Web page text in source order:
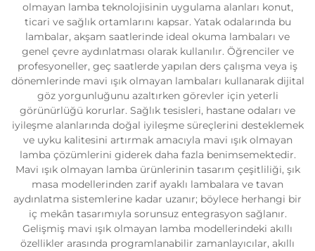
olmayan lamba teknolojisinin uygulama alanları konut,
ticari ve sağlık ortamlarını kapsar. Yatak odalarında bu
lambalar, akşam saatlerinde ideal okuma lambaları ve
genel çevre aydınlatması olarak kullanılır. Öğrenciler ve
profesyoneller, geç saatlerde yapılan ders çalışma veya iş
dönemlerinde mavi ışık olmayan lambaları kullanarak dijital
göz yorgunluğunu azaltırken görevler için yeterli
görünürlüğü korurlar. Sağlık tesisleri, hastane odaları ve
iyileşme alanlarında doğal iyileşme süreçlerini desteklemek
ve uyku kalitesini artırmak amacıyla mavi ışık olmayan
lamba çözümlerini giderek daha fazla benimsemektedir.
Mavi ışık olmayan lamba ürünlerinin tasarım çeşitliliği, şık
masa modellerinden zarif ayaklı lambalara ve tavan
aydınlatma sistemlerine kadar uzanır; böylece herhangi bir
iç mekân tasarımıyla sorunsuz entegrasyon sağlanır.
Gelişmiş mavi ışık olmayan lamba modellerindeki akıllı
özellikler arasında programlanabilir zamanlayıcılar, akıllı